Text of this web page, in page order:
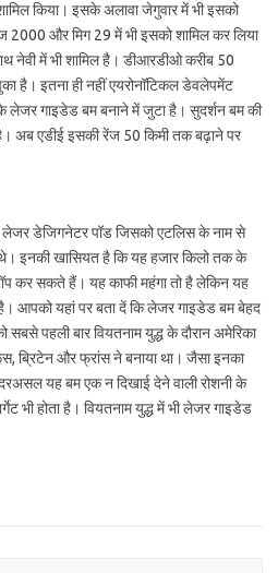
किया। इसके अलावा जेगुवार में भी इसको
2000 और मिग 29 में भी इसको शामिल कर लिया
नेवी में भी शामिल है। डीआरडीओ करीब 50
है। इतना ही नहीं एयरोनॉटिकल डेवलेपमेंट
गाइडेड बम बनाने में जुटा है। सुदर्शन बम की
अब एडीई इसकी रेंज 50 किमी तक बढ़ाने पर
डेजिगनेटर पॉड जिसको एटलिस के नाम से
इनकी खासियत है कि यह हजार किलो तक के
कर सकते हैं। यह काफी महंगा तो है लेकिन यह
आपको यहां पर बता दें कि लेजर गाइडेड बम बेहद
पहली बार वियतनाम युद्ध के दौरान अमेरिका
ब्रिटेन और फ्रांस ने बनाया था। जैसा इनका
यह बम एक न दिखाई देने वाली रोशनी के
भी होता है। वियतनाम युद्ध में भी लेजर गाइडेड